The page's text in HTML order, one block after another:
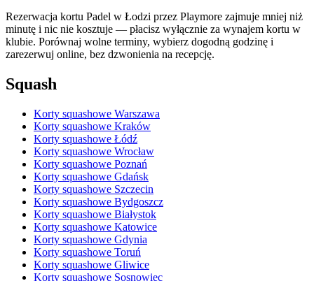
Rezerwacja kortu Padel w Łodzi przez Playmore zajmuje mniej niż
minutę i nic nie kosztuje — płacisz wyłącznie za wynajem kortu w
klubie. Porównaj wolne terminy, wybierz dogodną godzinę i
zarezerwuj online, bez dzwonienia na recepcję.
Squash
Korty squashowe Warszawa
Korty squashowe Kraków
Korty squashowe Łódź
Korty squashowe Wrocław
Korty squashowe Poznań
Korty squashowe Gdańsk
Korty squashowe Szczecin
Korty squashowe Bydgoszcz
Korty squashowe Białystok
Korty squashowe Katowice
Korty squashowe Gdynia
Korty squashowe Toruń
Korty squashowe Gliwice
Korty squashowe Sosnowiec